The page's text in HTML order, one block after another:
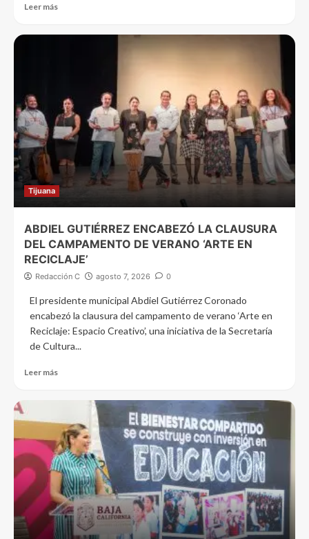
Leer más
Tijuana
ABDIEL GUTIÉRREZ ENCABEZÓ LA CLAUSURA
DEL CAMPAMENTO DE VERANO ‘ARTE EN
RECICLAJE’
Redacción C agosto 7, 2026 0
El presidente municipal Abdiel Gutiérrez Coronado
encabezó la clausura del campamento de verano ‘Arte en
Reciclaje: Espacio Creativo’, una iniciativa de la Secretaría
de Cultura...
Leer más